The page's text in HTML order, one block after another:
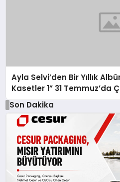
Ayla Selvi’den Bir Yıllık
Kasetler 1” 31 Temmuz’da
Son Dakika